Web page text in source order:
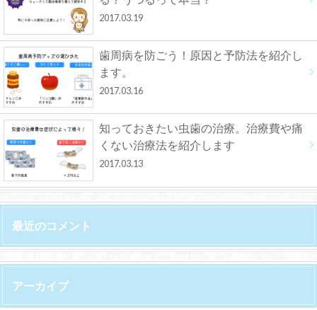
2017.03.19
歯周病を防ごう！原因と予防法を紹介し
ます。
2017.03.16
知っておきたい虫歯の治療。治療費や痛
くない治療法を紹介します
2017.03.13
最近のコメント
アーカイブ